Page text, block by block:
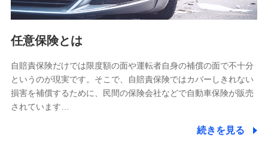
構成、住所、dポイント残高、dポイント利用履歴などが
含まれます。
当社又は株式会社NTTドコモが提供する各種サービスな
又は株式会社NTTドコモが提供する各種サービスのご契
約状態・ご利用履歴インターネット利用時の行動に関す
る情報、アプリケーション利用時の行動に関する情報、
購入されたサービスや商品の名称・購入場所・決済に関
する情報、アンケートの回答に関する情報などが含まれ
任意保険とは
自賠責保険だけでは限度額の面や運転者自身の補償の面で不十分
というのが現実です。そこで、自賠責保険ではカバーしきれない
損害を補償するために、民間の保険会社などで自動車保険が販売
されています…
続きを見る